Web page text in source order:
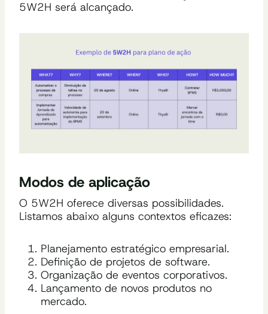
5W2H será alcançado.
Modos de aplicação
O 5W2H oferece diversas possibilidades.
Listamos abaixo alguns contextos eficazes:
Planejamento estratégico empresarial.
Definição de projetos de software.
Organização de eventos corporativos.
Lançamento de novos produtos no
mercado.